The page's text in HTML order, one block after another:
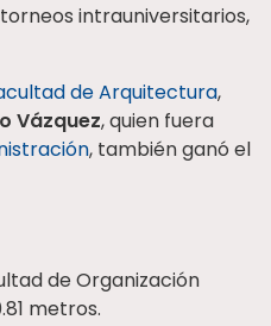
intrauniversitarios,
de Arquitectura,
Vázquez, quien fuera
, también ganó el
de Organización
metros.